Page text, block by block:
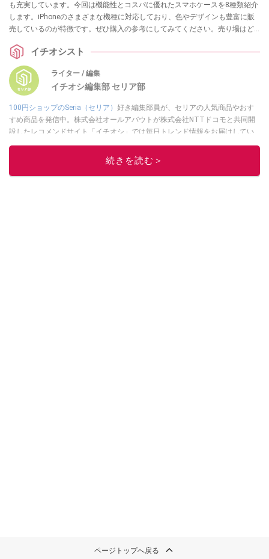
も充実しています。今回は機能性とコスパに優れたスマホケースを8種類紹介
します。iPhoneのさまざまな機種に対応しており、色やデザインも豊富に販
売しているのが特徴です。ぜひ購入の参考にしてみてください。売り場はど
イチオシスト
ライター / 編集
イチオシ編集部 セリア部
100円ショップのSeria（セリア） 好き編集部員が、セリアの人気商品やおす
すめ商品を発信中。株式会社オールアバウトが株式会社NTTドコモと共同開
設したレコメンドサイト「イチオシ」では毎日トレンド情報をお届けしてい
ます。Googleニュースでフォローしてください！
このイチオシストの他の記事を読む
続きを読む＞
ページトップへ戻る